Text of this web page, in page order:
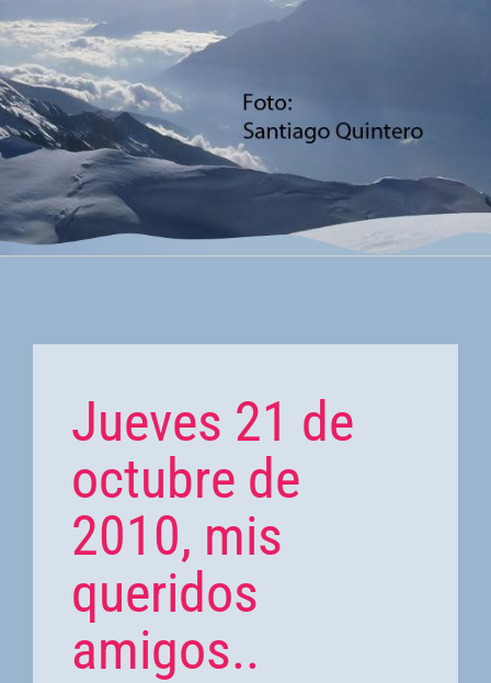
Jueves 21 de
octubre de
2010, mis
queridos
amigos..